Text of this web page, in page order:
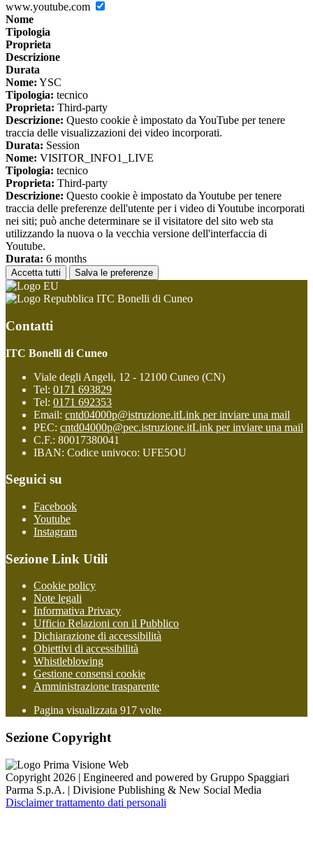
www.youtube.com
Nome
Tipologia
Proprieta
Descrizione
Durata
Nome: YSC
Tipologia: tecnico
Proprieta: Third-party
Descrizione: Questo cookie è impostato da YouTube per tenere
traccia delle visualizzazioni dei video incorporati.
Durata: Session
Nome: VISITOR_INFO1_LIVE
Tipologia: tecnico
Proprieta: Third-party
Descrizione: Questo cookie è impostato da Youtube per tenere
traccia delle preferenze dell'utente per i video di Youtube incorporati
nei siti; può anche determinare se il visitatore del sito web sta
utilizzando la nuova o la vecchia versione dell'interfaccia di
Youtube.
Durata: 6 months
Accetta tutti Salva le preferenze
ITC Bonelli di Cuneo
Contatti
ITC Bonelli di Cuneo
Viale degli Angeli, 12 - 12100 Cuneo (CN)
Tel: 0171 693829
Tel: 0171 692353
Email: cntd04000p@istruzione.itLink per inviare una mail
PEC: cntd04000p@pec.istruzione.itLink per inviare una mail
C.F.: 80017380041
IBAN: Codice univoco: UFE5OU
Seguici su
Facebook
Youtube
Instagram
Sezione Link Utili
Cookie policy
Note legali
Informativa Privacy
Ufficio Relazioni con il Pubblico
Dichiarazione di accessibilità
Obiettivi di accessibilità
Whistleblowing
Gestione consensi cookie
Amministrazione trasparente
Pagina visualizzata 917 volte
Sezione Copyright
Copyright 2026 | Engineered and powered by Gruppo Spaggiari
Parma S.p.A. | Divisione Publishing & New Social Media
Disclaimer trattamento dati personali